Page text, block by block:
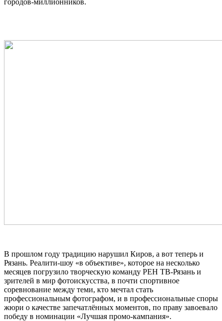
городов-миллионников.
В прошлом году традицию нарушил Киров, а вот теперь и
Рязань. Реалити-шоу «в объективе», которое на несколько
месяцев погрузило творческую команду РЕН ТВ-Рязань и
зрителей в мир фотоискусства, в почти спортивное
соревнование между теми, кто мечтал стать
профессиональным фотографом, и в профессиональные споры
жюри о качестве запечатлённых моментов, по праву завоевало
победу в номинации «Лучшая промо-кампания».